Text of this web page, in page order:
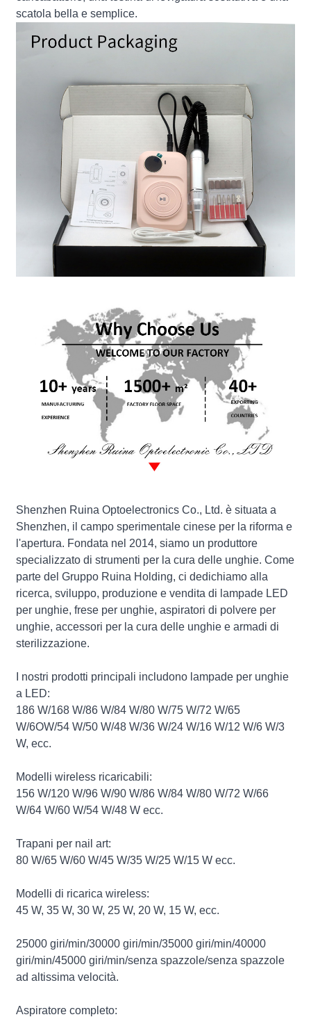
scatola bella e semplice.
Shenzhen Ruina Optoelectronics Co., Ltd. è situata a
Shenzhen, il campo sperimentale cinese per la riforma e
l'apertura. Fondata nel 2014, siamo un produttore
specializzato di strumenti per la cura delle unghie. Come
parte del Gruppo Ruina Holding, ci dedichiamo alla
ricerca, sviluppo, produzione e vendita di lampade LED
per unghie, frese per unghie, aspiratori di polvere per
unghie, accessori per la cura delle unghie e armadi di
sterilizzazione.
I nostri prodotti principali includono lampade per unghie
a LED:
186 W/168 W/86 W/84 W/80 W/75 W/72 W/65
W/6OW/54 W/50 W/48 W/36 W/24 W/16 W/12 W/6 W/3
W, ecc.
Modelli wireless ricaricabili:
156 W/120 W/96 W/90 W/86 W/84 W/80 W/72 W/66
W/64 W/60 W/54 W/48 W ecc.
Trapani per nail art:
80 W/65 W/60 W/45 W/35 W/25 W/15 W ecc.
Modelli di ricarica wireless:
45 W, 35 W, 30 W, 25 W, 20 W, 15 W, ecc.
25000 giri/min/30000 giri/min/35000 giri/min/40000
giri/min/45000 giri/min/senza spazzole/senza spazzole
ad altissima velocità.
Aspiratore completo: